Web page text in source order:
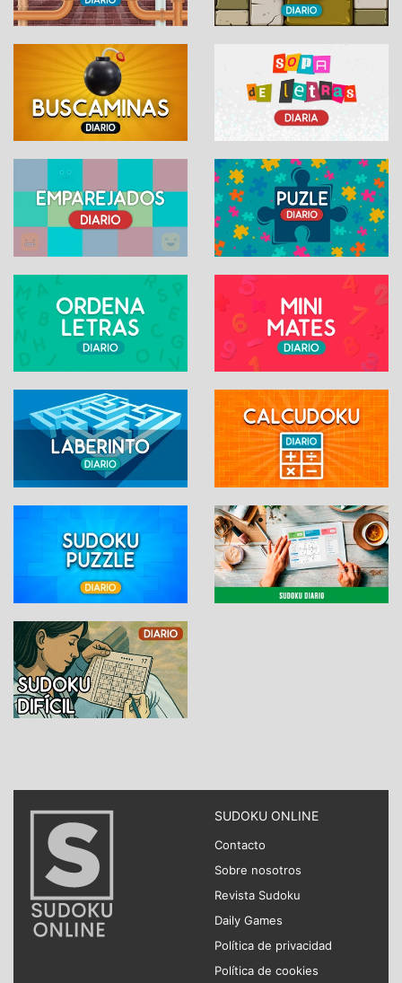
SUDOKU ONLINE
Contacto
Sobre nosotros
Revista Sudoku
Daily Games
Política de privacidad
Política de cookies